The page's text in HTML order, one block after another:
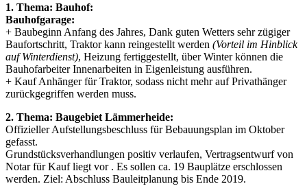
1. Thema: Bauhof:
Bauhofgarage:
+ Baubeginn Anfang des Jahres, Dank guten Wetters sehr zügiger
Baufortschritt, Traktor kann reingestellt werden (Vorteil im Hinblick
auf Winterdienst), Heizung fertiggestellt, über Winter können die
Bauhofarbeiter Innenarbeiten in Eigenleistung ausführen.
+ Kauf Anhänger für Traktor, sodass nicht mehr auf Privathänger
zurückgegriffen werden muss.
2. Thema: Baugebiet Lämmerheide:
Offizieller Aufstellungsbeschluss für Bebauungsplan im Oktober
gefasst.
Grundstücksverhandlungen positiv verlaufen, Vertragsentwurf von
Notar für Kauf liegt vor . Es sollen ca. 19 Bauplätze erschlossen
werden. Ziel: Abschluss Bauleitplanung bis Ende 2019.